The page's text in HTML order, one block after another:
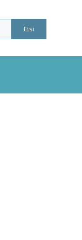
Etsi